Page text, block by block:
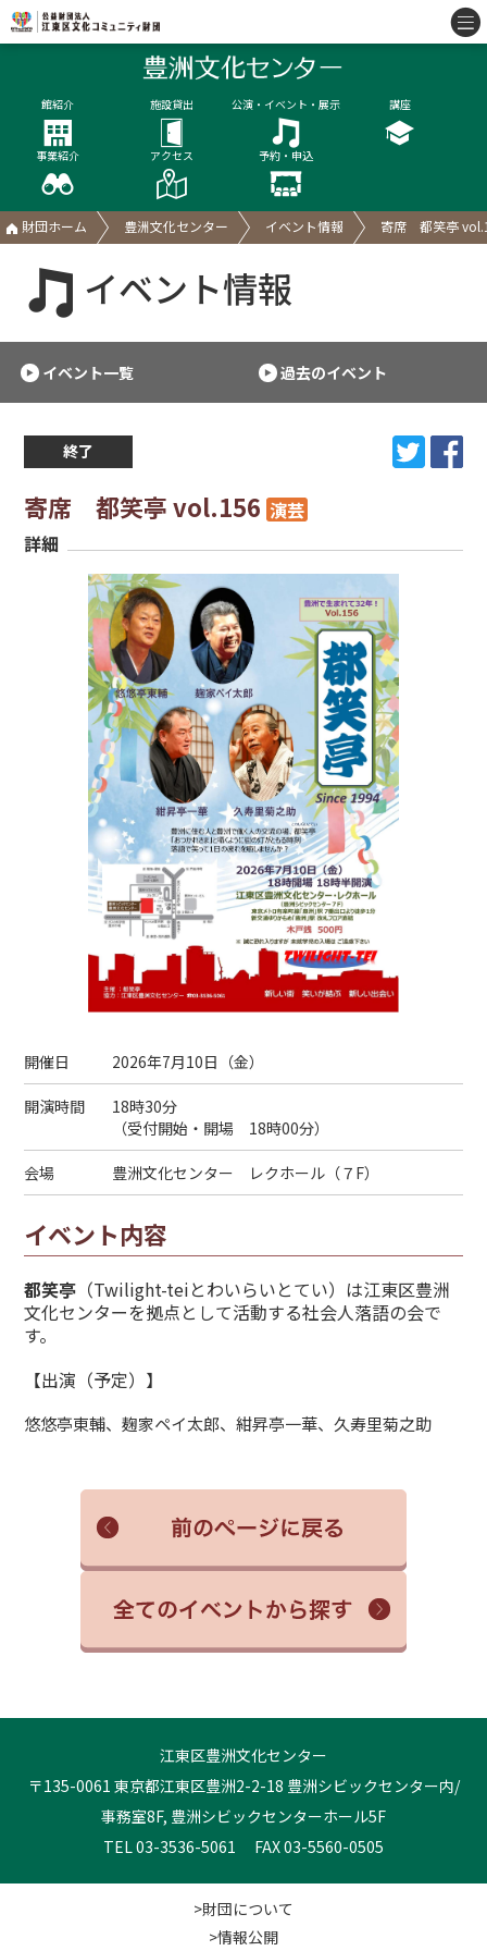
館紹介 施設貸出 公演・イベント・展示 講座
事業紹介 アクセス 予約・申込
財団ホーム 豊洲文化センター イベント情報 寄席 都笑亭
イベント情報
イベント一覧 過去のイベント
終了
寄席 都笑亭 vol.156 演芸
詳細
開催日 2026年7月10日（金）
開演時間
18時30分
（受付開始・開場 18時00分）
会場 豊洲文化センター レクホール（７F）
イベント内容
都笑亭 （Twilight-teiとわいらいとてい）は江東区豊洲
文化センターを拠点として活動する社会人落語の会で
す。
【出演（予定）】
悠悠亭東輔、麹家ペイ太郎、紺昇亭一華、久寿里菊之助
江東区豊洲文化センター
〒135-0061 東京都江東区豊洲2-2-18 豊洲シビックセンター内/
事務室8F, 豊洲シビックセンターホール5F
TEL 03-3536-5061 FAX 03-5560-0505
>財団について
>情報公開